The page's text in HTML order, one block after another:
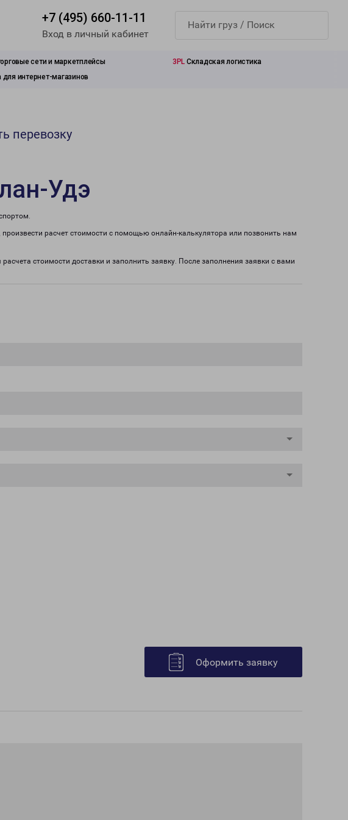
+7 (495) 660-11-11
Вход в личный кабинет
сети и маркетплейсы 3PL Складская логистика
для интернет-магазинов
перевозку
Удэ
расчет стоимости с помощью онлайн-калькулятора или позвонить нам
стоимости доставки и заполнить заявку. После заполнения заявки с вами
Оформить заявку